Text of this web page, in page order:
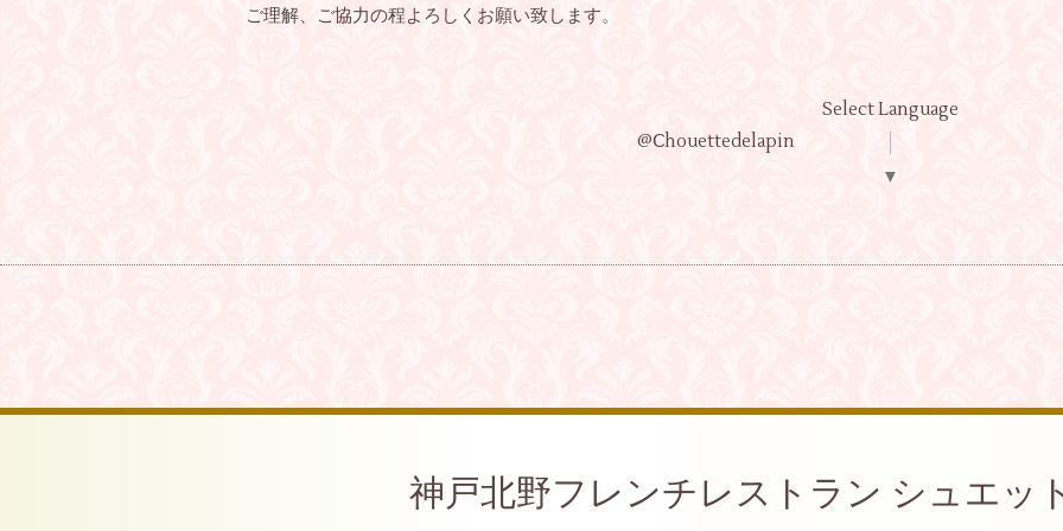
ご理解、ご協力の程よろしくお願い致します。
@Ⅽhouettedelapin
Select Language
▼
神戸北野フレンチレストラン シュエッ